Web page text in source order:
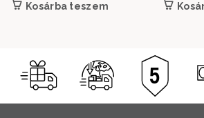
Kosárba teszem